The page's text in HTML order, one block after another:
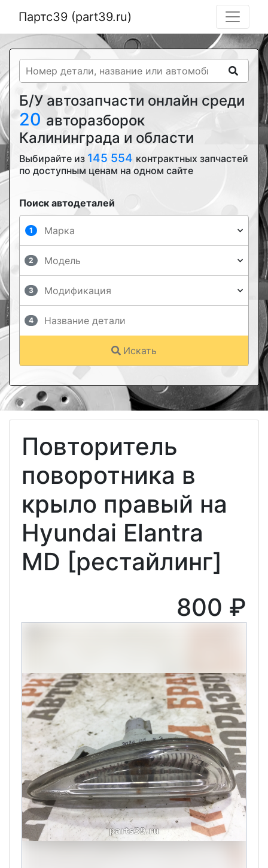
Партс39 (part39.ru)
Б/У автозапчасти онлайн среди
20 авторазборок
Калининграда и области
Выбирайте из 145 554 контрактных запчастей
по доступным ценам на одном сайте
Поиск автодеталей
1
2
3
4
Искать
Повторитель
поворотника в
крыло правый на
Hyundai Elantra
MD [рестайлинг]
800 ₽